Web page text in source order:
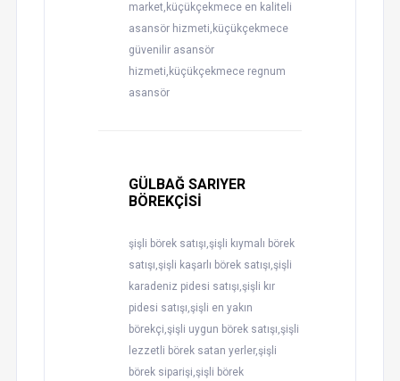
market,küçükçekmece en kaliteli
asansör hizmeti,küçükçekmece
güvenilir asansör
hizmeti,küçükçekmece regnum
asansör
GÜLBAĞ SARIYER
BÖREKÇİSİ
şişli börek satışı,şişli kıymalı börek
satışı,şişli kaşarlı börek satışı,şişli
karadeniz pidesi satışı,şişli kır
pidesi satışı,şişli en yakın
börekçi,şişli uygun börek satışı,şişli
lezzetli börek satan yerler,şişli
börek siparişi,şişli börek